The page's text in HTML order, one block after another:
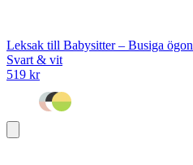
Leksak till Babysitter – Busiga ögon
Svart & vit
519 kr
i